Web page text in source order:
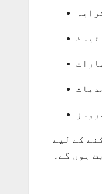
ٹیسٹ
کے لیے
ہوں گے۔